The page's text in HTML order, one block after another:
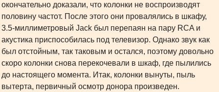
окончательно доказали, что колонки не воспроизводят
половину частот. После этого они провалялись в шкафу,
3.5-миллиметровый Jack был перепаян на пару RCA и
акустика приспособилась под телевизор. Однако звук как
был отстойным, так таковым и остался, поэтому довольно
скоро колонки снова перекочевали в шкаф, где пылились
до настоящего момента. Итак, колонки вынуты, пыль
вытерта, первичный осмотр донора произведен.